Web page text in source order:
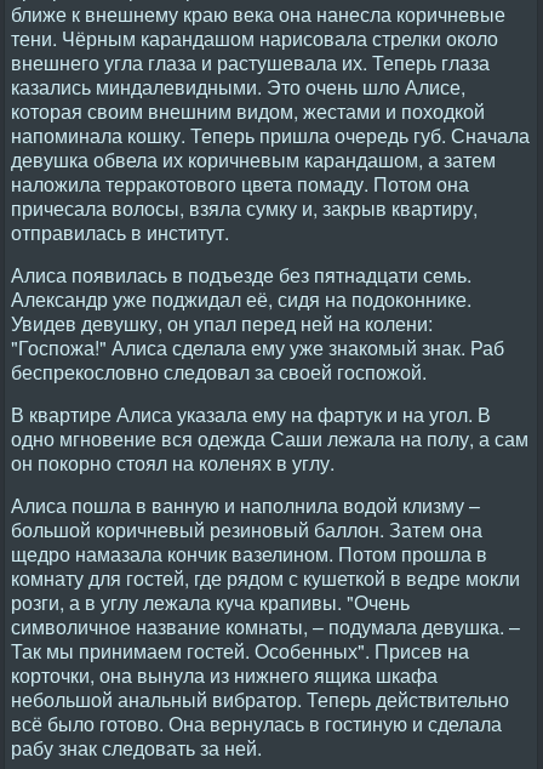
ближе к внешнему краю века она нанесла коричневые
тени. Чёрным карандашом нарисовала стрелки около
внешнего угла глаза и растушевала их. Теперь глаза
казались миндалевидными. Это очень шло Алисе,
которая своим внешним видом, жестами и походкой
напоминала кошку. Теперь пришла очередь губ. Сначала
девушка обвела их коричневым карандашом, а затем
наложила терракотового цвета помаду. Потом она
причесала волосы, взяла сумку и, закрыв квартиру,
отправилась в институт.
Алиса появилась в подъезде без пятнадцати семь.
Александр уже поджидал её, сидя на подоконнике.
Увидев девушку, он упал перед ней на колени:
"Госпожа!" Алиса сделала ему уже знакомый знак. Раб
беспрекословно следовал за своей госпожой.
В квартире Алиса указала ему на фартук и на угол. В
одно мгновение вся одежда Саши лежала на полу, а сам
он покорно стоял на коленях в углу.
Алиса пошла в ванную и наполнила водой клизму –
большой коричневый резиновый баллон. Затем она
щедро намазала кончик вазелином. Потом прошла в
комнату для гостей, где рядом с кушеткой в ведре мокли
розги, а в углу лежала куча крапивы. "Очень
символичное название комнаты, – подумала девушка. –
Так мы принимаем гостей. Особенных". Присев на
корточки, она вынула из нижнего ящика шкафа
небольшой анальный вибратор. Теперь действительно
всё было готово. Она вернулась в гостиную и сделала
рабу знак следовать за ней.